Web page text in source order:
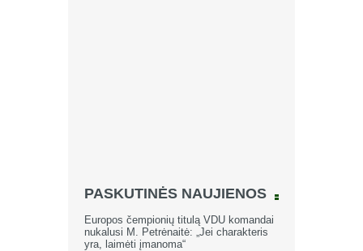
PASKUTINĖS NAUJIENOS
Europos čempionių titulą VDU komandai
nukalusi M. Petrėnaitė: „Jei charakteris
yra, laimėti įmanoma“